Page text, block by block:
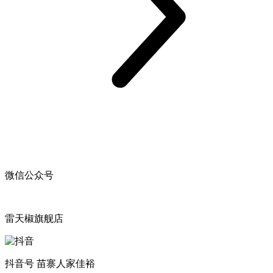
微信公众号
雷天椒旗舰店
抖音号 苗寨人家佳裕